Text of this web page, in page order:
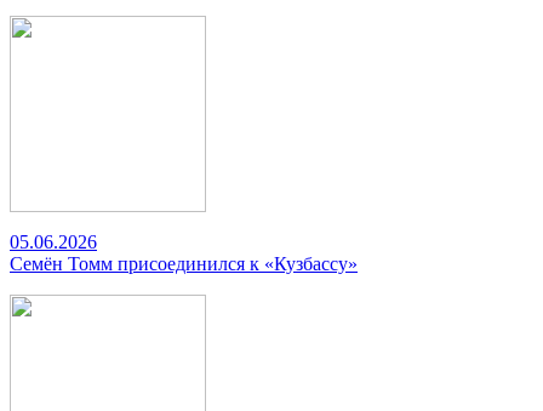
05.06.2026
Семён Томм присоединился к «Кузбассу»